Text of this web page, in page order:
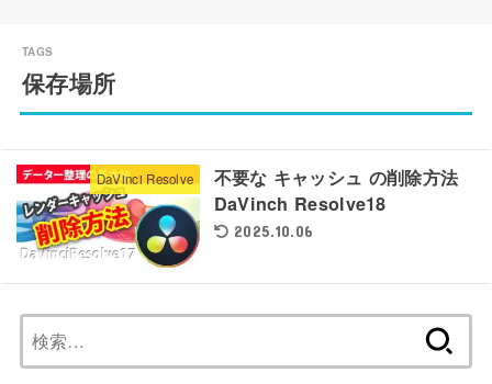
保存場所
DaVinci Resolve
不要な キャッシュ の削除方法
DaVinch Resolve18
2025.10.06
索: